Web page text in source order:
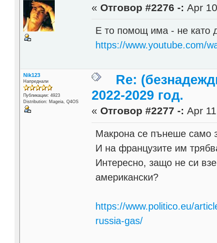
« Отговор #2276 -: Apr
Е то помощ има - не като
https://www.youtube.com/
Nik123
Напреднали
Публикации: 4923
Distribution: Mageia, Q4OS
Re:
2022-2029 год.
« Отговор #2277 -: Apr
Макрона се пънеше само
И на французите им
Интересно, защо не си
американски?
https://www.politico.eu/
russia-gas/